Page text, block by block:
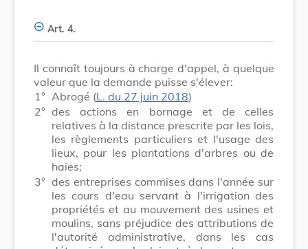
Art. 4.
Il connaît toujours à charge d'appel, à quelque
valeur que la demande puisse s'élever:
1° Abrogé (L. du 27 juin 2018)
2° des actions en bornage et de celles
relatives à la distance prescrite par les lois,
les règlements particuliers et l'usage des
lieux, pour les plantations d'arbres ou de
haies;
3° des entreprises commises dans l'année sur
les cours d'eau servant à l'irrigation des
propriétés et au mouvement des usines et
moulins, sans préjudice des attributions de
l'autorité administrative, dans les cas